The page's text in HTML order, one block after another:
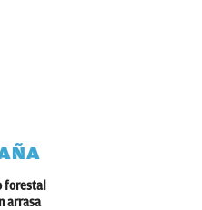
forestal
arrasa